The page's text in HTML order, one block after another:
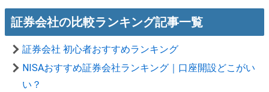
証券会社の比較ランキング記事一覧
証券会社 初心者おすすめランキング
NISAおすすめ証券会社ランキング｜口座開設どこがい
い？